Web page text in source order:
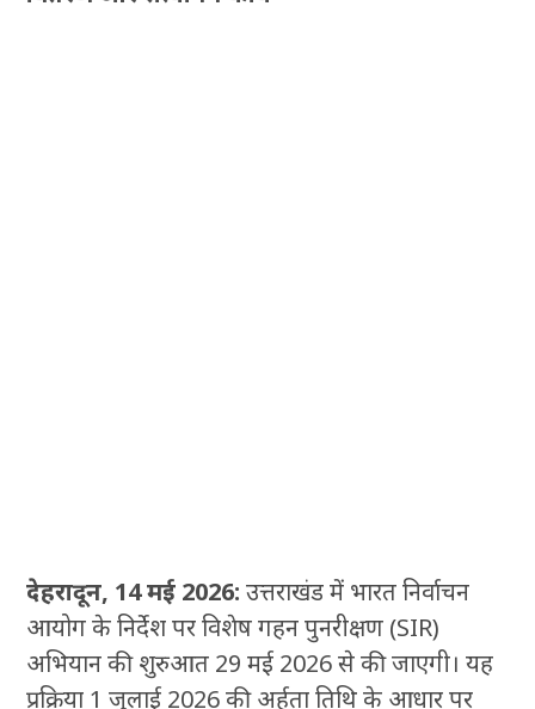
देहरादून, 14 मई 2026: उत्तराखंड में भारत निर्वाचन
आयोग के निर्देश पर विशेष गहन पुनरीक्षण (SIR)
अभियान की शुरुआत 29 मई 2026 से की जाएगी। यह
प्रक्रिया 1 जुलाई 2026 की अर्हता तिथि के आधार पर